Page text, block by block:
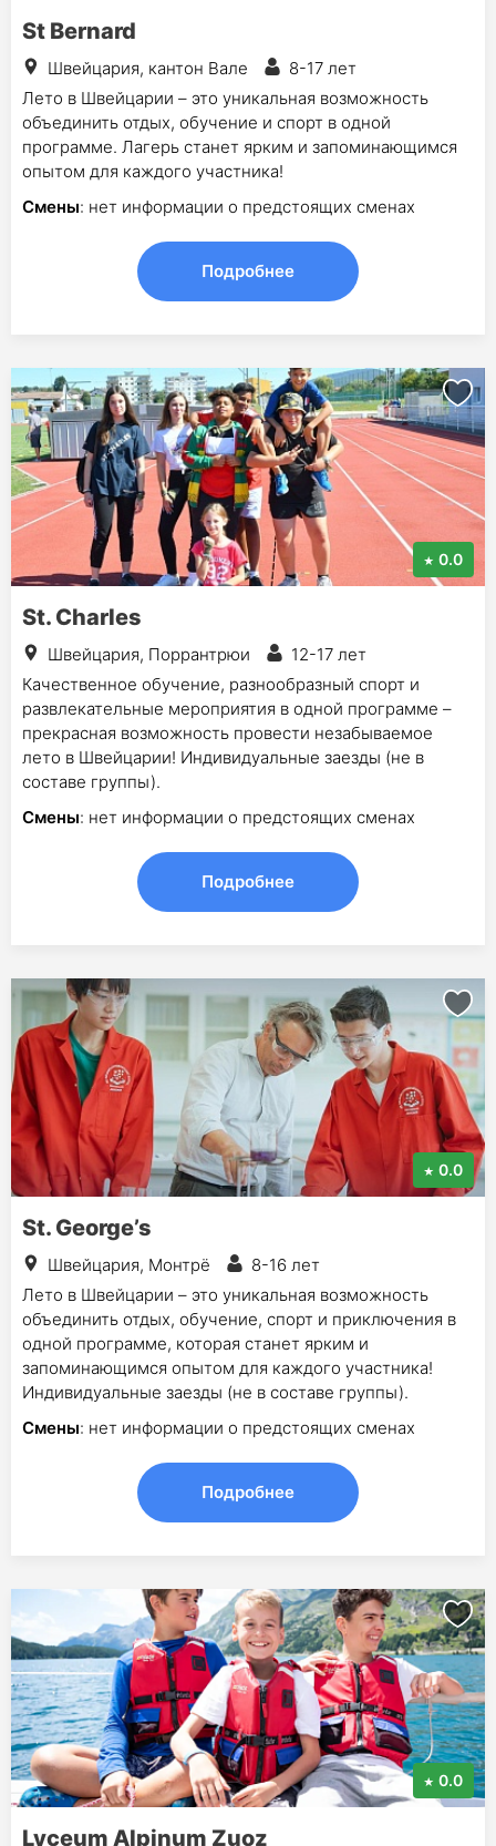
St Bernard
Швейцария, кантон Вале
8-17 лет
Лето в Швейцарии – это уникальная возможность
объединить отдых, обучение и спорт в одной
программе. Лагерь станет ярким и запоминающимся
опытом для каждого участника!
Смены: нет информации о предстоящих сменах
Подробнее
0.0
St. Charles
Швейцария, Поррантрюи
12-17 лет
Качественное обучение, разнообразный спорт и
развлекательные мероприятия в одной программе –
прекрасная возможность провести незабываемое
лето в Швейцарии! Индивидуальные заезды (не в
составе группы).
Смены: нет информации о предстоящих сменах
Подробнее
0.0
St. George’s
Швейцария, Монтрё
8-16 лет
Лето в Швейцарии – это уникальная возможность
объединить отдых, обучение, спорт и приключения в
одной программе, которая станет ярким и
запоминающимся опытом для каждого участника!
Индивидуальные заезды (не в составе группы).
Смены: нет информации о предстоящих сменах
Подробнее
0.0
Lyceum Alpinum Zuoz